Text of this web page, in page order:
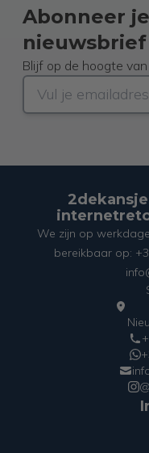
Abonneer
nieuwsbrief
Blijf op de hoogte
We zijn op
bereikbaar op: